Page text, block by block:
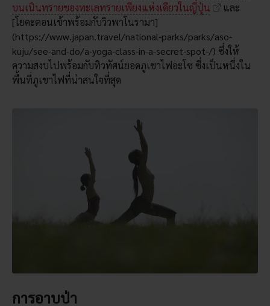
บนเนินทรายของทะเลทรายเพียงแห่งเดียวในญี่ปุ่น
และ
[โยคะตอนเช้าพร้อมกับวิวพาโนรามา]
(https://www.japan.travel/national-parks/parks/aso-
kuju/see-and-do/a-yoga-class-in-a-secret-spot-/) ซึ่งให้
ความสงบไปพร้อมกับทิวทัศน์ยอดภูเขาไฟอะโซ ซึ่งเป็นหนึ่งใน
พื้นที่ภูเขาไฟที่น่าสนใจที่สุด
การอาบป่า